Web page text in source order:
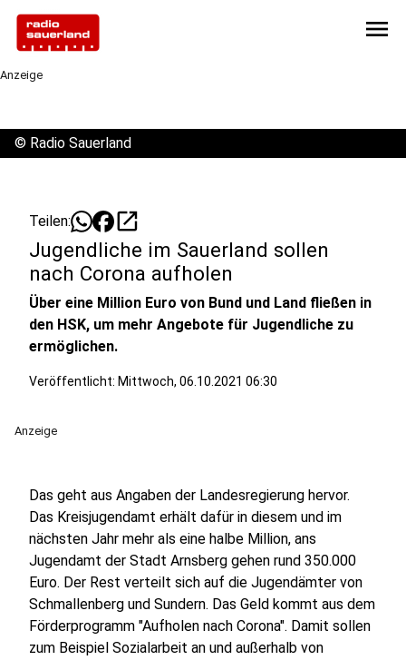
menu
Anzeige
© Radio Sauerland
Teilen: open_in_new
Jugendliche im Sauerland sollen
nach Corona aufholen
Über eine Million Euro von Bund und Land fließen in
den HSK, um mehr Angebote für Jugendliche zu
ermöglichen.
Veröffentlicht: Mittwoch, 06.10.2021 06:30
Anzeige
Das geht aus Angaben der Landesregierung hervor.
Das Kreisjugendamt erhält dafür in diesem und im
nächsten Jahr mehr als eine halbe Million, ans
Jugendamt der Stadt Arnsberg gehen rund 350.000
Euro. Der Rest verteilt sich auf die Jugendämter von
Schmallenberg und Sundern. Das Geld kommt aus dem
Förderprogramm "Aufholen nach Corona". Damit sollen
zum Beispiel Sozialarbeit an und außerhalb von